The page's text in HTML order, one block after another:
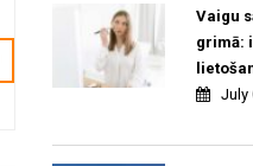
Vaigu
grimā:
July